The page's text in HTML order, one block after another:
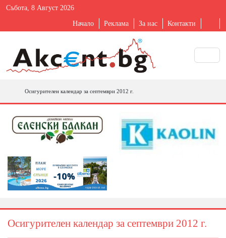
Събота, 8 Август 2026
Начало Реклама За нас Контакти
Осигурителен календар за септември 2012 г.
Осигурителен календар за септември 2012 г.